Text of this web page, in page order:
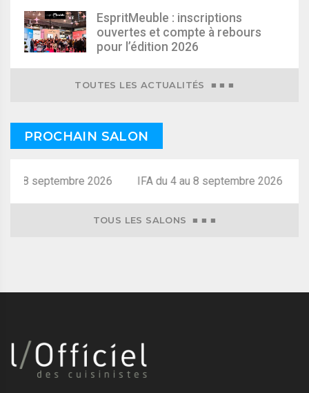
EspritMeuble : inscriptions
ouvertes et compte à rebours
pour l’édition 2026
TOUTES LES ACTUALITÉS ■ ■ ■
PROCHAIN SALON
au 8 septembre 2026
TOUS LES SALONS ■ ■ ■